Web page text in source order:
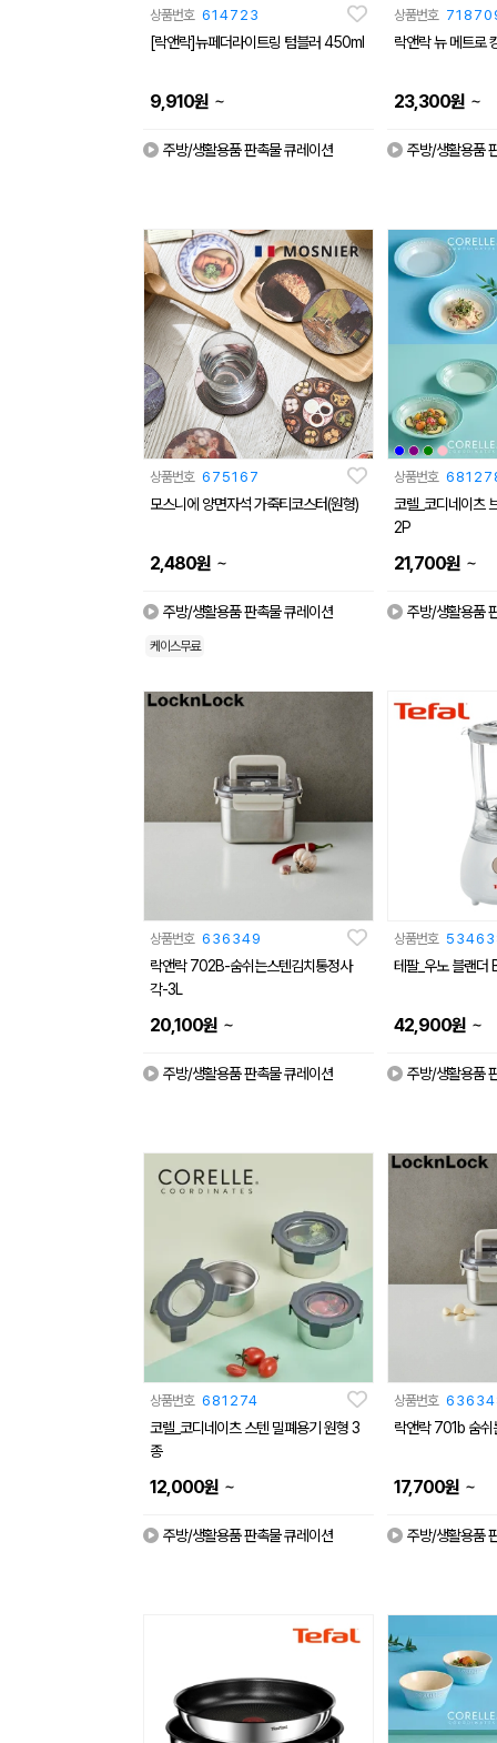
상품번호 614723
[락앤락]뉴페더라이트링 텀블러 450ml
9,910원 ~
주방/생활용품 판촉물 큐레이션
상품번호
락앤락 뉴 메트로
23,300원 ~
주방/생활용품
상품번호 675167
모스니에 양면자석 가죽티코스터(원형)
2,480원 ~
주방/생활용품 판촉물 큐레이션
케이스무료
상품번호
코렐_코디네이츠
2P
21,700원 ~
주방/생활용품
상품번호 636349
락앤락 702B-숨쉬는스텐김치통정사
각-3L
20,100원 ~
주방/생활용품 판촉물 큐레이션
상품번호
테팔_우노 블랜더
42,900원 ~
주방/생활용품
상품번호 681274
코렐_코디네이츠 스텐 밀폐용기 원형 3
종
12,000원 ~
주방/생활용품 판촉물 큐레이션
상품번호
락앤락 701b 숨
17,700원 ~
주방/생활용품